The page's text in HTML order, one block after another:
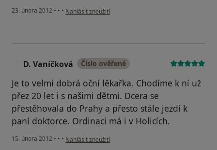
23. února 2012 • • • podle názoru uživatele Váš účet byl odstraněn
Nahlásit zneužití
D. Vaníčková Číslo ověřené
Je to velmi dobrá oční lěkařka. Chodíme k ní už
přez 20 let i s našimi dětmi. Dcera se
přestěhovala do Prahy a přesto stále jezdí k
paní doktorce. Ordinaci má i v Holicích.
15. února 2012 • • • podle názoru uživatele D. Vaníčková
Nahlásit zneužití